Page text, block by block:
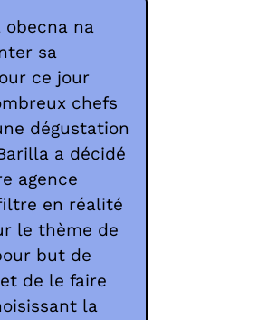
obecna na
sa
ce jour
chefs
dégustation
a décidé
agence
en réalité
le thème de
but de
de le faire
la